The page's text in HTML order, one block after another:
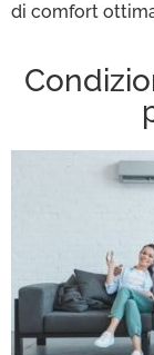
di comfort